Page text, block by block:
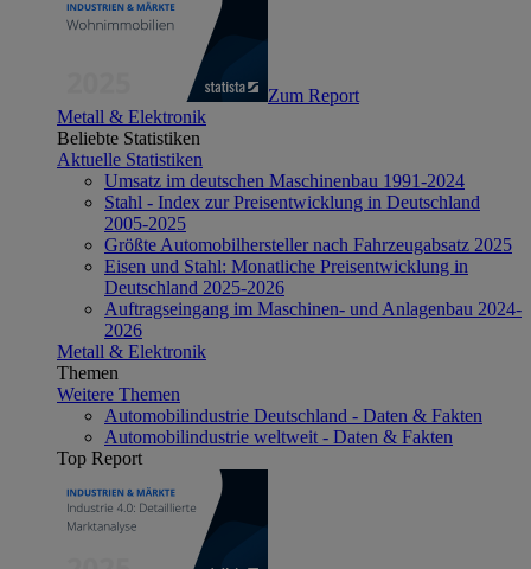
Zum Report
Metall & Elektronik
Beliebte Statistiken
Aktuelle Statistiken
Umsatz im deutschen Maschinenbau 1991-2024
Stahl - Index zur Preisentwicklung in Deutschland
2005-2025
Größte Automobilhersteller nach Fahrzeugabsatz 2025
Eisen und Stahl: Monatliche Preisentwicklung in
Deutschland 2025-2026
Auftragseingang im Maschinen- und Anlagenbau 2024-
2026
Metall & Elektronik
Themen
Weitere Themen
Automobilindustrie Deutschland - Daten & Fakten
Automobilindustrie weltweit - Daten & Fakten
Top Report